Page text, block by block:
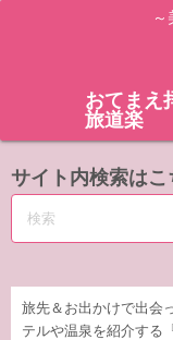
ス
ッ
～
おてまえ
旅道楽
サイト内検索はこ
旅先＆お出かけで出会
テルや温泉を紹介する『